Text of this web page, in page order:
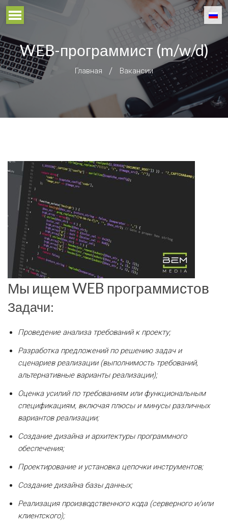
WEB-программист (m/w/d)
Главная Вакансии
Мы ищем WEB программистов
Задачи:
Проведение анализа требований к проекту;
Разработка предложений по решению задач и
сценариев реализации (выполнимость требований,
альтернативные варианты реализации);
Оценка усилий по требованиям или функциональным
спецификациям, включая плюсы и минусы различных
вариантов реализации;
Создание дизайна и архитектуры программного
обеспечения;
Проектирование и установка цепочки инструментов;
Создание дизайна базы данных;
Реализация производственного кода (серверного и/или
клиентского);